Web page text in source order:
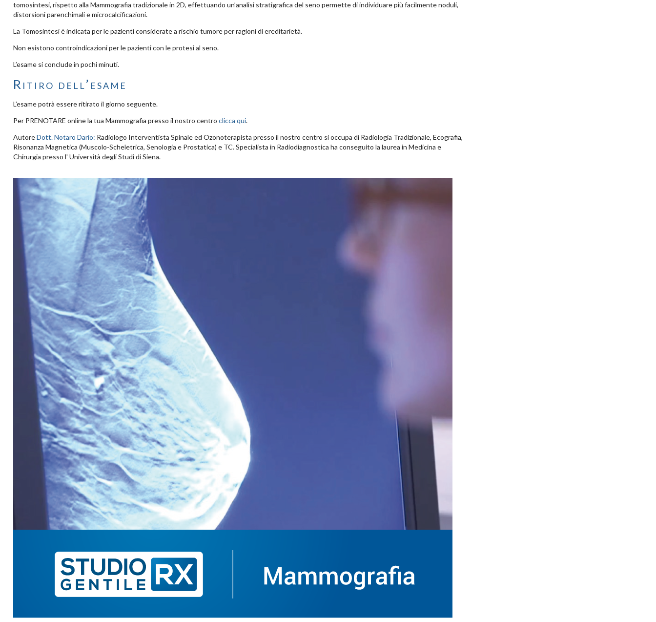
tomosintesi, rispetto alla Mammografia tradizionale in 2D, effettuando un’analisi stratigrafica del seno permette di individuare più facilmente noduli,
distorsioni parenchimali e microcalcificazioni.
La Tomosintesi è indicata per le pazienti considerate a rischio tumore per ragioni di ereditarietà.
Non esistono controindicazioni per le pazienti con le protesi al seno.
L’esame si conclude in pochi minuti.
Ritiro dell’esame
L’esame potrà essere ritirato il giorno seguente.
Per PRENOTARE online la tua Mammografia presso il nostro centro clicca qui.
AutoreDott. Notaro Dario: Radiologo Interventista Spinale ed Ozonoterapista presso il nostro centro si occupa di Radiologia Tradizionale, Ecografia,
Risonanza Magnetica (Muscolo-Scheletrica, Senologia e Prostatica) e TC. Specialista in Radiodiagnostica ha conseguito la laurea in Medicina e
Chirurgia presso l' Università degli Studi di Siena.